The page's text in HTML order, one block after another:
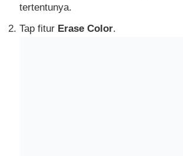
tertentunya.
Tap fitur Erase Color.